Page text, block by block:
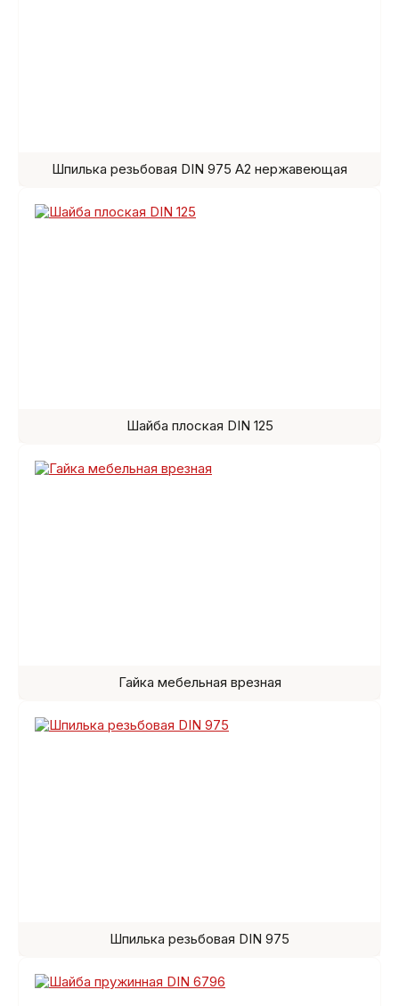
Шпилька резьбовая DIN 975 A2 нержавеющая
Шайба плоская DIN 125
Гайка мебельная врезная
Шпилька резьбовая DIN 975